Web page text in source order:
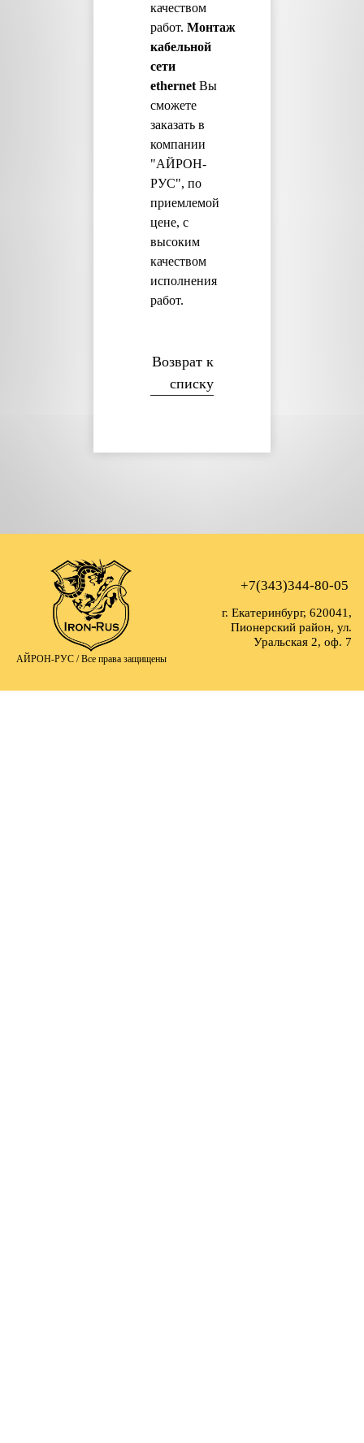
качеством
работ. Монтаж
кабельной
сети
ethernet Вы
сможете
заказать в
компании
"АЙРОН-
РУС", по
приемлемой
цене, с
высоким
качеством
исполнения
работ.
Возврат к
списку
АЙРОН-РУС /Все права защищены
+7(343)344-80-05
г. Екатеринбург, 620041,
Пионерский район, ул.
Уральская 2, оф. 7